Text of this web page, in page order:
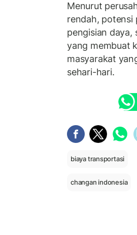
Menurut
rendah, potensi
pengisian daya,
yang membuat
masyarakat
sehari-hari.
biaya transportasi
changan indonesia